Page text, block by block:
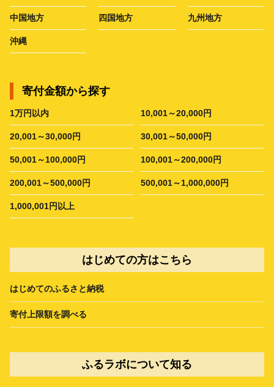
中国地方 四国地方 九州地方
沖縄
寄付金額から探す
1万円以内 10,001～20,000円
20,001～30,000円 30,001～50,000円
50,001～100,000円 100,001～200,000円
200,001～500,000円 500,001～1,000,000円
1,000,001円以上
はじめての方はこちら
はじめてのふるさと納税
寄付上限額を調べる
ふるラボについて知る